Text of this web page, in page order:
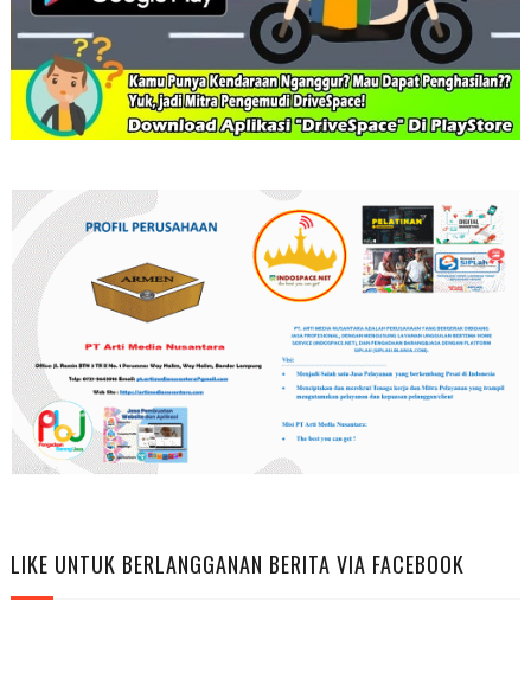
LIKE UNTUK BERLANGGANAN BERITA VIA FACEBOOK